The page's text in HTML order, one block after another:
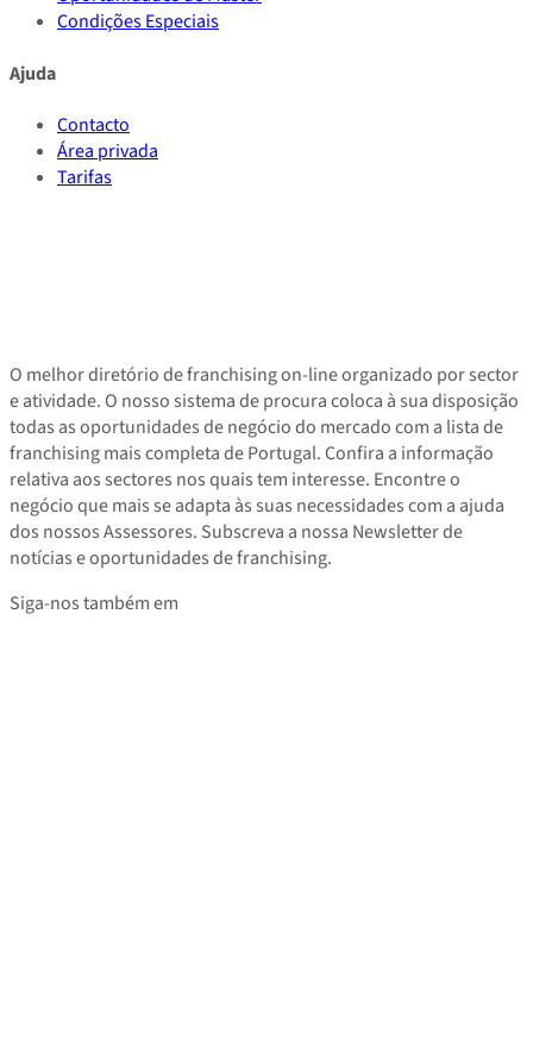
Condições Especiais
Ajuda
Contacto
Área privada
Tarifas
O melhor diretório de franchising on-line organizado por sector
e atividade. O nosso sistema de procura coloca à sua disposição
todas as oportunidades de negócio do mercado com a lista de
franchising mais completa de Portugal. Confira a informação
relativa aos sectores nos quais tem interesse. Encontre o
negócio que mais se adapta às suas necessidades com a ajuda
dos nossos Assessores. Subscreva a nossa Newsletter de
notícias e oportunidades de franchising.
Siga-nos também em